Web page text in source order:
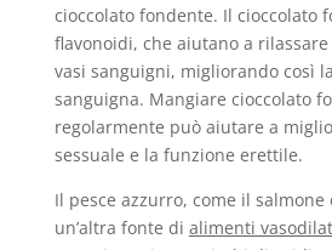
cioccolato fondente. Il cioccolato
flavonoidi, che aiutano a
vasi sanguigni, migliorando così
sanguigna. Mangiare cioccolato
regolarmente può aiutare a
sessuale e la funzione erettile.
Il pesce azzurro, come il salmone
un’altra fonte di alimenti